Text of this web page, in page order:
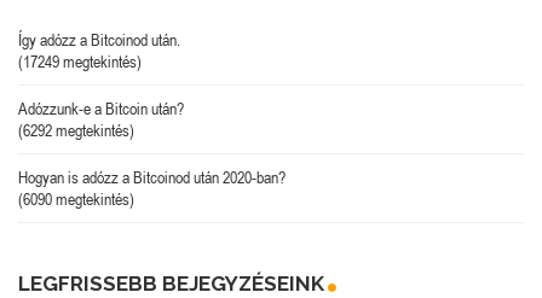
Így adózz a Bitcoinod után.
(17249 megtekintés)
Adózzunk-e a Bitcoin után?
(6292 megtekintés)
Hogyan is adózz a Bitcoinod után 2020-ban?
(6090 megtekintés)
LEGFRISSEBB BEJEGYZÉSEINK